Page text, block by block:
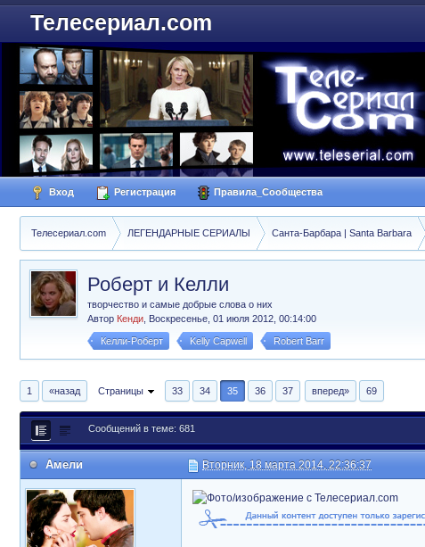
Телесериал.com
Вход Регистрация Правила_Сообщества
Телесериал.com ЛЕГЕНДАРНЫЕ СЕРИАЛЫ Санта-Барбара | Santa Barbara
Роберт и Келли
творчество и самые добрые слова о них
Автор Кенди Воскресенье, 01 июля 2012, 00:14:00
Келли-Роберт Kelly Capwell Robert Barr
1 «назад Страницы 33 34 35 36 37 вперед» 69
Сообщений в теме: 681
Амели Вторник, 18 марта 2014, 22:36:37